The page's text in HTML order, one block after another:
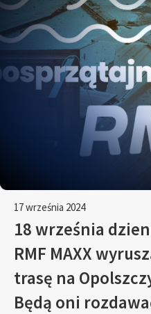
17 września 2024
18 września
RMF MAXX
trasę na
Będą oni